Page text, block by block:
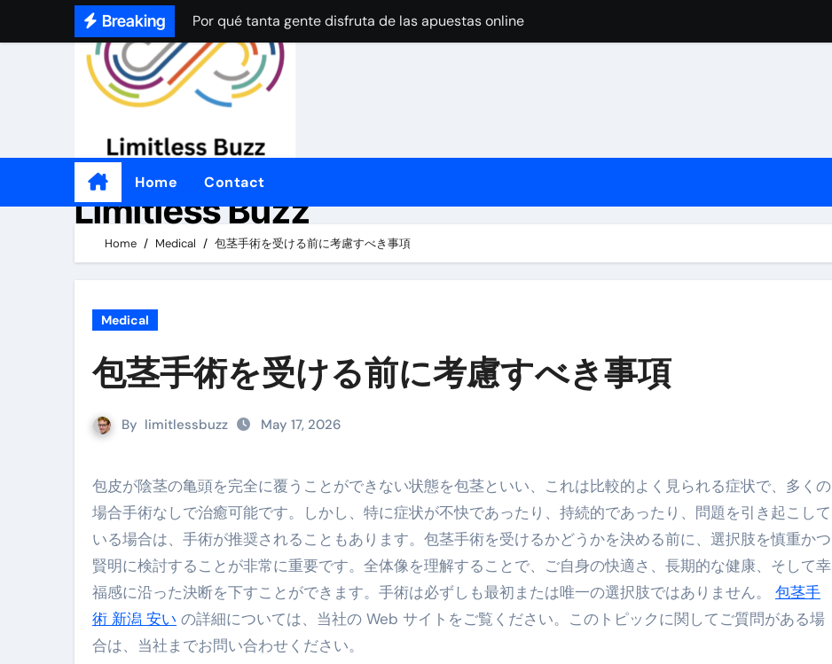
Breaking
How Online Casinos Became Popular Around the World
A Simple Beginner’s Guide to Online Casino Play
A Simple Beginner’s Guide to Online Casino Play
Practical Tips for Choosing an Import-Export Logistics Company
좋은 온라인 카지노 웹사이트를 고르는 현실적인 기준
Por qué tantas personas disfrutan de los casinos cripto
Por qué a tanta gente le gusta jugar en casinos online
Limitless Buzz
Home Contact
Home Medical 包茎手術を受ける前に考慮すべき事項
Medical
包茎手術を受ける前に考慮すべき事項
By limitlessbuzz May 17, 2026
包皮が陰茎の亀頭を完全に覆うことができない状態を包茎といい、これは比較的よく見られる症状で、多くの
場合手術なしで治癒可能です。しかし、特に症状が不快であったり、持続的であったり、問題を引き起こして
いる場合は、手術が推奨されることもあります。包茎手術を受けるかどうかを決める前に、選択肢を慎重かつ
賢明に検討することが非常に重要です。全体像を理解することで、ご自身の快適さ、長期的な健康、そして幸
福感に沿った決断を下すことができます。手術は必ずしも最初または唯一の選択肢ではありません。 包茎手
術 新潟 安い の詳細については、当社の Web サイトをご覧ください。このトピックに関してご質問がある場
合は、当社までお問い合わせください。